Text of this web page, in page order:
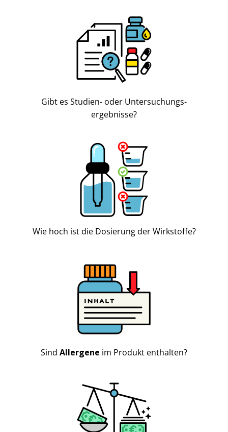
Gibt es Studien- oder Untersuchungs-
ergebnisse?
Wie hoch ist die Dosierung der Wirkstoffe?
Sind Allergene im Produkt enthalten?